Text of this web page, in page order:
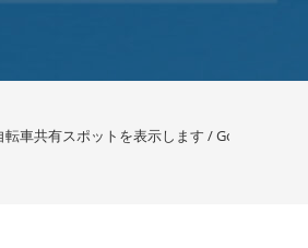
車共有スポットを表示します / Google